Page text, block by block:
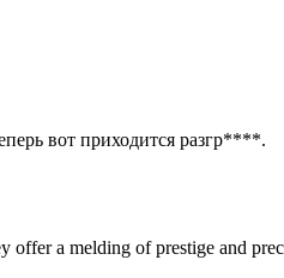
вот приходится разгр****.
offer a melding of prestige and